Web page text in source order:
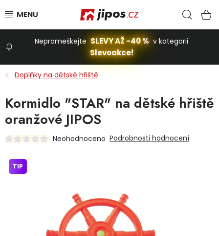
Stavba a dům
Dětská hřiště
Nepromeškejte SLEVY AŽ -40 % v kategorii
Slevoakce!
Doplňky na dětské hřiště
Kormidlo "STAR" na dětské hřiště
oranžové JIPOS
Neohodnoceno Podrobnosti hodnocení
TIP